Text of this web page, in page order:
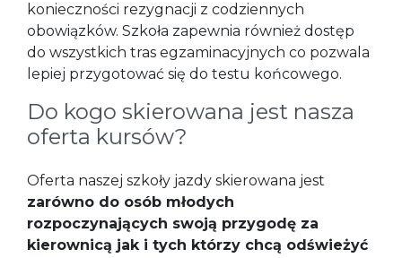
konieczności rezygnacji z codziennych
obowiązków. Szkoła zapewnia również dostęp
do wszystkich tras egzaminacyjnych co pozwala
lepiej przygotować się do testu końcowego.
Do kogo skierowana jest nasza
oferta kursów?
Oferta naszej szkoły jazdy skierowana jest
zarówno do osób młodych
rozpoczynających swoją przygodę za
kierownicą jak i tych którzy chcą odświeżyć